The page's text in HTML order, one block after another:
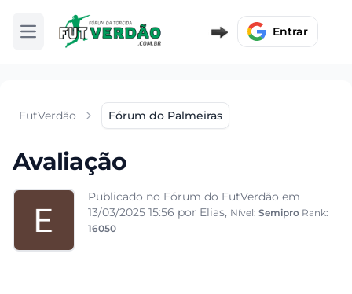
Abrir menu Entrar
FutVerdão Fórum do Palmeiras
Avaliação
Publicado no Fórum do FutVerdão em
13/03/2025 15:56 por Elias, Nível: Semipro Rank:
16050